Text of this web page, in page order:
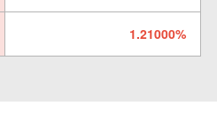
1.21000%